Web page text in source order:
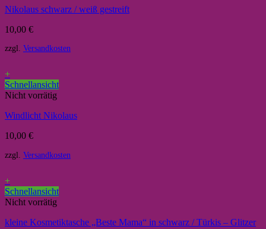
Nikolaus schwarz / weiß gestreift
10,00 €
zzgl. Versandkosten
+
Schnellansicht
Nicht vorrätig
Windlicht Nikolaus
10,00 €
zzgl. Versandkosten
+
Schnellansicht
Nicht vorrätig
kleine Kosmetiktasche „Beste Mama“ in schwarz / Türkis – Glitzer